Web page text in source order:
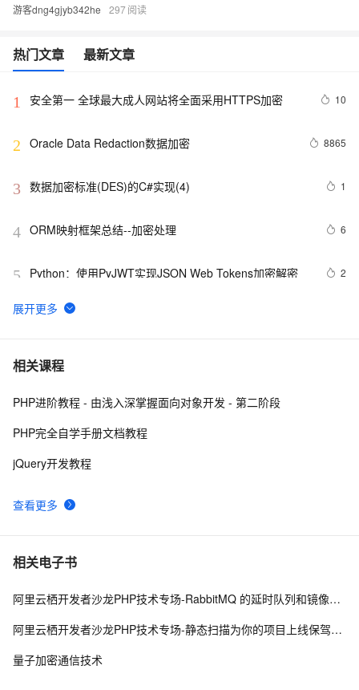
游客dng4gjyb342he 297
热门文章 最新文章
1 安全第一 全球最大成人网站将全面采用HTTPS加密 10
2 Oracle Data Redaction数据加密 8865
3 数据加密标准(DES)的C#实现(4) 1
4 ORM映射框架总结--加密处理 6
5 Python：使用PyJWT实现JSON Web Tokens加密解密 2
6 清空所有控件的文字信息 和MD5加密
7 Spring Boot中的数据加密与解密
8 ShardingSphere 实现数据加密（脱敏）第一篇
apktool | dex2jar | enjarify | jd-gui | jadx )（一）
相关课程
查看更多
PHP进阶教程 - 由浅入深掌握面向对象开发 - 第二阶段
PHP完全自学手册文档教程
jQuery开发教程
相关电子书
阿里云栖开发者沙龙PHP技术专场-RabbitMQ 的延时队列和镜像队列原理与实战-钱文品
阿里云栖开发者沙龙PHP技术专场-静态扫描为你的项目上线保驾护航-周梦康
量子加密通信技术